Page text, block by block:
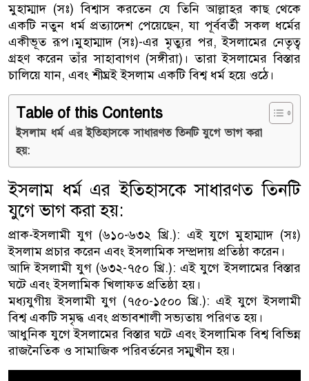
মুহাম্মাদ (সঃ) বিশ্বাস করতেন যে তিনি আল্লাহর কাছ থেকে
একটি নতুন ধর্ম প্রত্যাদেশ পেয়েছেন, যা পূর্ববর্তী সকল ধর্মের
একীভূত রূপ।মুহাম্মাদ (সঃ)-এর মৃত্যুর পর, ইসলামের নেতৃত্ব
গ্রহণ করেন তাঁর সাহাবাগণ (সঙ্গীরা)। তারা ইসলামের বিস্তার
চালিয়ে যান, এবং শীঘ্রই ইসলাম একটি বিশ্ব ধর্ম হয়ে ওঠে।
Table of this Contents
ইসলাম ধর্ম এর ইতিহাসকে সাধারণত তিনটি যুগে ভাগ করা
হয়:
ইসলাম ধর্ম এর ইতিহাসকে সাধারণত তিনটি
যুগে ভাগ করা হয়:
প্রাক-ইসলামী যুগ (৬১০-৬৩২ খ্রি.): এই যুগে মুহাম্মাদ (সঃ)
ইসলাম প্রচার করেন এবং ইসলামিক সম্প্রদায় প্রতিষ্ঠা করেন।
আদি ইসলামী যুগ (৬৩২-৭৫০ খ্রি.): এই যুগে ইসলামের বিস্তার
ঘটে এবং ইসলামিক খিলাফত প্রতিষ্ঠা হয়।
মধ্যযুগীয় ইসলামী যুগ (৭৫০-১৫০০ খ্রি.): এই যুগে ইসলামী
বিশ্ব একটি সমৃদ্ধ এবং প্রভাবশালী সভ্যতায় পরিণত হয়।
আধুনিক যুগে ইসলামের বিস্তার ঘটে এবং ইসলামিক বিশ্ব বিভিন্ন
রাজনৈতিক ও সামাজিক পরিবর্তনের সম্মুখীন হয়।